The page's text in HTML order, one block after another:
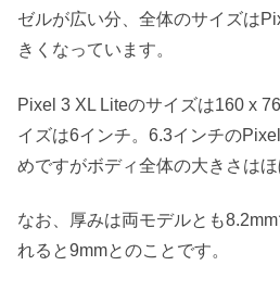
ゼルが広い分、全体のサイズは
きくなっています。
Pixel 3 XL Liteのサイズは160 x
イズは6インチ。6.3インチの
めですがボディ全体の大きさはほ
なお、厚みは両モデルとも
れると9mmとのことです。